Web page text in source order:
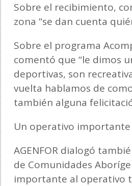
Sobre el recibimiento,
zona “se dan cuenta
Sobre el programa
comentó que “le dimos
deportivas, son
vuelta hablamos de
también alguna
Un operativo importante
AGENFOR dialogó
de Comunidades
importante al operativo